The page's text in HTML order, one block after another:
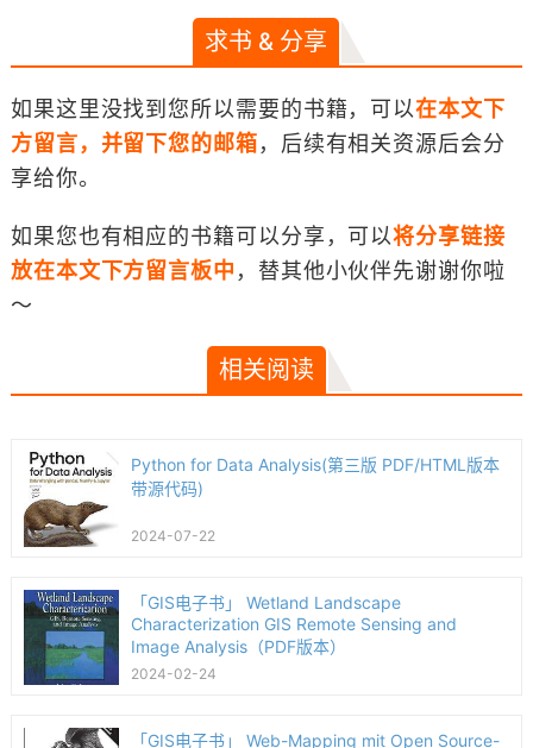
求书 & 分享
如果这里没找到您所以需要的书籍，可以在本文下
方留言，并留下您的邮箱，后续有相关资源后会分
享给你。
如果您也有相应的书籍可以分享，可以将分享链接
放在本文下方留言板中 ，替其他小伙伴先谢谢你啦
～
相关阅读
Python for Data Analysis(第三版 PDF/HTML版本
带源代码)
2024-07-22
「GIS电子书」 Wetland Landscape
Characterization GIS Remote Sensing and
Image Analysis（PDF版本）
2024-02-24
「GIS电子书」 Web-Mapping mit Open Source-